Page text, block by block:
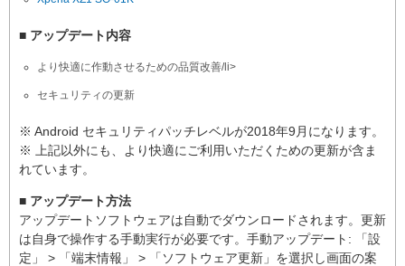
■ アップデート内容
より快適に作動させるための品質改善/li>
セキュリティの更新
※ Android セキュリティパッチレベルが2018年9月になります。
※ 上記以外にも、より快適にご利用いただくための更新が含ま
れています。
■ アップデート方法
アップデートソフトウェアは自動でダウンロードされます。更新
は自身で操作する手動実行が必要です。手動アップデート: 「設
定」 > 「端末情報」 > 「ソフトウェア更新」を選択し画面の案